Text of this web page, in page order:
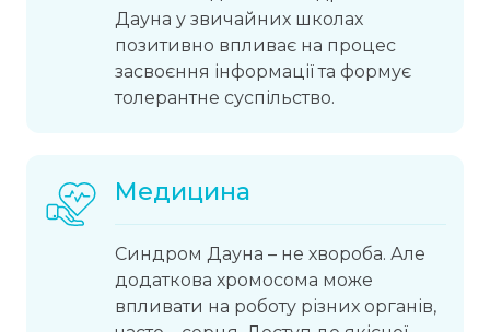
Дауна у звичайних школах
позитивно впливає на процес
засвоєння інформації та формує
толерантне суспільство.
Медицина
Синдром Дауна – не хвороба. Але
додаткова хромосома може
впливати на роботу різних органів,